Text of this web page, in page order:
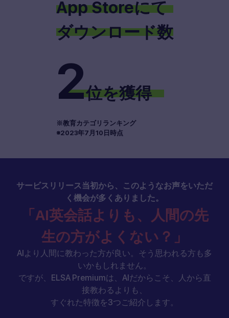
App Storeにて
ダウンロード数
2位を獲得
※教育カテゴリランキング
※2023年7月10日時点
サービスリリース当初から、このようなお声をいただ
く機会が多くありました。
「AI英会話よりも、人間の先
生の方がよくない？」
AIより人間に教わった方が良い。そう思われる方も多
いかもしれません。
ですが、ELSA Premiumは、AIだからこそ、人から直
接教わるよりも、
すぐれた特徴を3つご紹介します。